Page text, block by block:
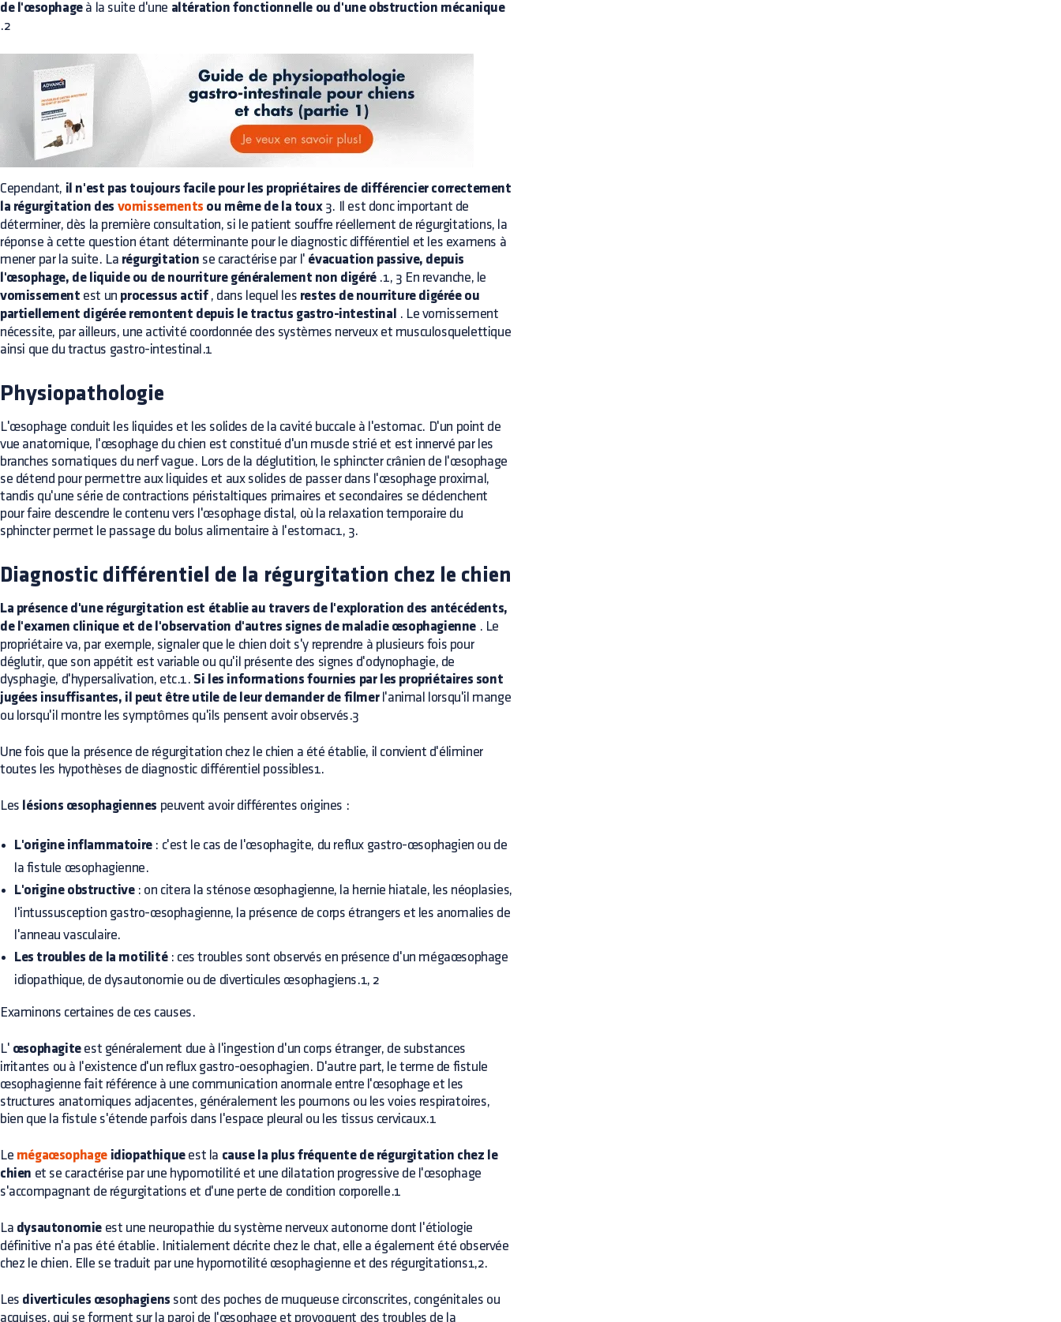
de l'œsophageà la suite d'une altération fonctionnelle ou d'une obstruction mécanique
.2
Cependant, il n'est pas toujours facile pour les propriétaires de différencier correctement
la régurgitation des vomissements ou même de la toux3. Il est donc important de
déterminer, dès la première consultation, si le patient souffre réellement de régurgitations, la
réponse à cette question étant déterminante pour le diagnostic différentiel et les examens à
mener par la suite. La régurgitation se caractérise par l' évacuation passive, depuis
l'œsophage, de liquide ou de nourriture généralement non digéré.1, 3 En revanche, le
vomissement est un processus actif, dans lequel les restes de nourriture digérée ou
partiellement digérée remontent depuis le tractus gastro-intestinal . Le vomissement
nécessite, par ailleurs, une activité coordonnée des systèmes nerveux et musculosquelettique
ainsi que du tractus gastro-intestinal.1
Physiopathologie
L'œsophage conduit les liquides et les solides de la cavité buccale à l'estomac. D'un point de
vue anatomique, l'œsophage du chien est constitué d'un muscle strié et est innervé par les
branches somatiques du nerf vague. Lors de la déglutition, le sphincter crânien de l'œsophage
se détend pour permettre aux liquides et aux solides de passer dans l'œsophage proximal,
tandis qu'une série de contractions péristaltiques primaires et secondaires se déclenchent
pour faire descendre le contenu vers l'œsophage distal, où la relaxation temporaire du
sphincter permet le passage du bolus alimentaire à l'estomac1, 3.
Diagnostic différentiel de la régurgitation chez le chien
La présence d'une régurgitation est établie au travers de l'exploration des antécédents,
de l'examen clinique et de l'observation d'autres signes de maladie œsophagienne . Le
propriétaire va, par exemple, signaler que le chien doit s'y reprendre à plusieurs fois pour
déglutir, que son appétit est variable ou qu'il présente des signes d'odynophagie, de
dysphagie, d'hypersalivation, etc.1. Si les informations fournies par les propriétaires sont
jugées insuffisantes, il peut être utile de leur demander de filmerl'animal lorsqu'il mange
ou lorsqu'il montre les symptômes qu'ils pensent avoir observés.3
Une fois que la présence de régurgitation chez le chien a été établie, il convient d'éliminer
toutes les hypothèses de diagnostic différentiel possibles1.
Les lésions œsophagiennes peuvent avoir différentes origines :
L'origine inflammatoire: c'est le cas de l'œsophagite, du reflux gastro-œsophagien ou de
la fistule œsophagienne.
L'origine obstructive: on citera la sténose œsophagienne, la hernie hiatale, les néoplasies,
l'intussusception gastro-œsophagienne, la présence de corps étrangers et les anomalies de
l'anneau vasculaire.
Les troubles de la motilité: ces troubles sont observés en présence d'un mégaœsophage
idiopathique, de dysautonomie ou de diverticules œsophagiens.1, 2
Examinons certaines de ces causes.
L' œsophagiteest généralement due à l'ingestion d'un corps étranger, de substances
irritantes ou à l'existence d'un reflux gastro-oesophagien. D'autre part, le terme de fistule
œsophagienne fait référence à une communication anormale entre l'œsophage et les
structures anatomiques adjacentes, généralement les poumons ou les voies respiratoires,
bien que la fistule s'étende parfois dans l'espace pleural ou les tissus cervicaux.1
Le mégaœsophage idiopathiqueest la cause la plus fréquente de régurgitation chez le
chien et se caractérise par une hypomotilité et une dilatation progressive de l'œsophage
s'accompagnant de régurgitations et d'une perte de condition corporelle.1
La dysautonomie est une neuropathie du système nerveux autonome dont l'étiologie
définitive n'a pas été établie. Initialement décrite chez le chat, elle a également été observée
chez le chien. Elle se traduit par une hypomotilité œsophagienne et des régurgitations1,2.
Les diverticules œsophagiens sont des poches de muqueuse circonscrites, congénitales ou
acquises, qui se forment sur la paroi de l'œsophage et provoquent des troubles de la